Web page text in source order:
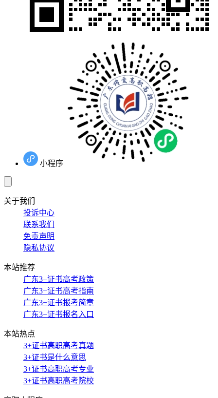
小程序
关于我们
投诉中心
联系我们
免责声明
隐私协议
本站推荐
广东3+证书高考政策
广东3+证书高考指南
广东3+证书报考简章
广东3+证书报名入口
本站热点
3+证书高职高考真题
3+证书是什么意思
3+证书高职高考专业
3+证书高职高考院校